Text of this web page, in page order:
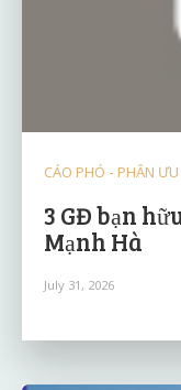
CÁO PHÓ - PHÂN
3 GĐ bạn
Mạnh Hà
July 31, 2026